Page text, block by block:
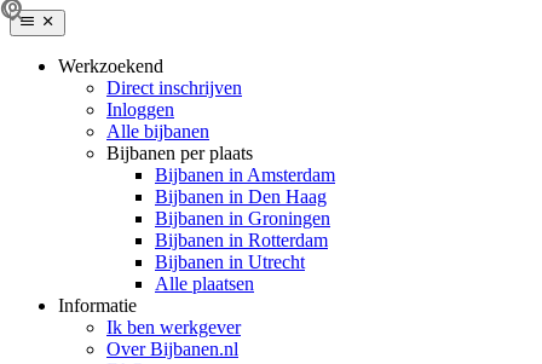
Werkzoekend
Direct inschrijven
Inloggen
Alle bijbanen
Bijbanen per plaats
Bijbanen in Amsterdam
Bijbanen in Den Haag
Bijbanen in Groningen
Bijbanen in Rotterdam
Bijbanen in Utrecht
Alle plaatsen
Informatie
Ik ben werkgever
Over Bijbanen.nl